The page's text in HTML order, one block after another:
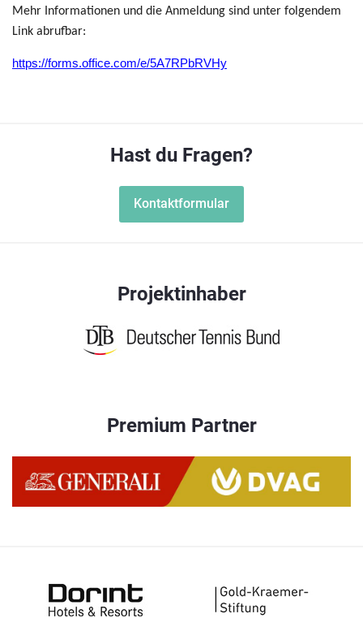
Mehr Informationen und die Anmeldung sind unter folgendem
Link abrufbar:
https://forms.office.com/e/5A7RPbRVHy
Hast du Fragen?
Kontaktformular
Projektinhaber
Premium Partner